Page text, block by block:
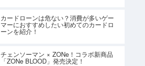
カードローンは危ない？消費が多いゲー
マーにおすすめしたい初めてのカードロ
ーンを紹介！
チェンソーマン × ZONe！コラボ新商品
「ZONe BLOOD」発売決定！